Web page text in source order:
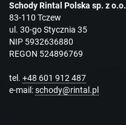
Schody Rintal Polska sp. z o.o.
83-110 Tczew
ul. 30-go Stycznia 35
NIP 5932636880
REGON 524896769
tel. +48 601 912 487
e-mail:schody@rintal.pl